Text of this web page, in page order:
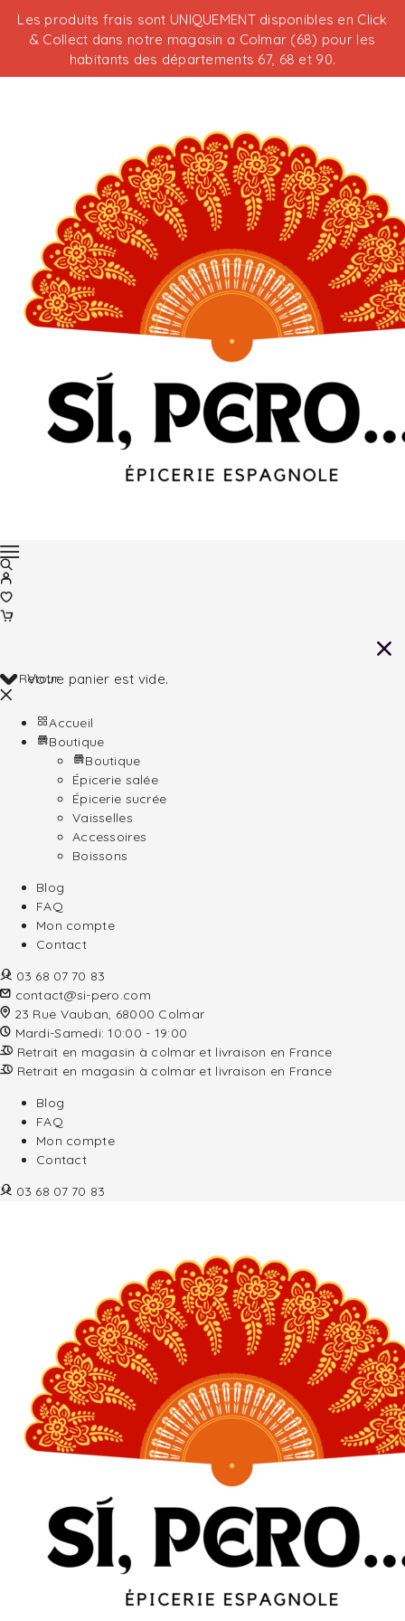
Les produits frais sont UNIQUEMENT disponibles en Click
& Collect dans notre magasin a Colmar (68) pour les
habitants des départements 67, 68 et 90.
Votre panier est vide.
Retour
Accueil
Boutique
Boutique
Épicerie salée
Épicerie sucrée
Vaisselles
Accessoires
Boissons
Blog
FAQ
Mon compte
Contact
03 68 07 70 83
contact@si-pero.com
23 Rue Vauban, 68000 Colmar
Mardi-Samedi: 10:00 - 19:00
Retrait en magasin à colmar et livraison en France
Retrait en magasin à colmar et livraison en France
Blog
FAQ
Mon compte
Contact
03 68 07 70 83